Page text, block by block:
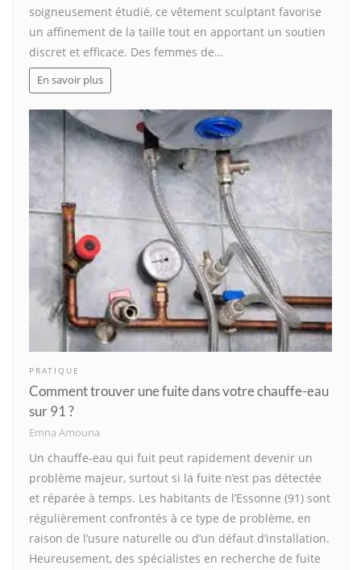
soigneusement étudié, ce vêtement sculptant favorise
un affinement de la taille tout en apportant un soutien
discret et efficace. Des femmes de…
En savoir plus
PRATIQUE
Comment trouver une fuite dans votre chauffe-eau
sur 91 ?
Emna Amouna
Un chauffe-eau qui fuit peut rapidement devenir un
problème majeur, surtout si la fuite n’est pas détectée
et réparée à temps. Les habitants de l’Essonne (91) sont
régulièrement confrontés à ce type de problème, en
raison de l’usure naturelle ou d’un défaut d’installation.
Heureusement, des spécialistes en recherche de fuite